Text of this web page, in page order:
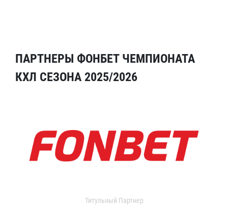
ПАРТНЕРЫ ФОНБЕТ ЧЕМПИОНАТА
КХЛ СЕЗОНА 2025/2026
Титульный Партнер